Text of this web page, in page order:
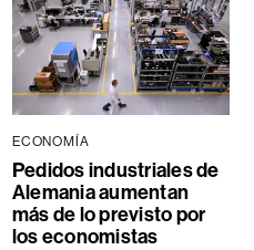
ECONOMÍA
Pedidos industriales de
Alemania aumentan
más de lo previsto por
los economistas